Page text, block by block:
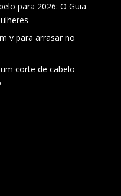
para 2026: O Guia
v para arrasar no
corte de cabelo